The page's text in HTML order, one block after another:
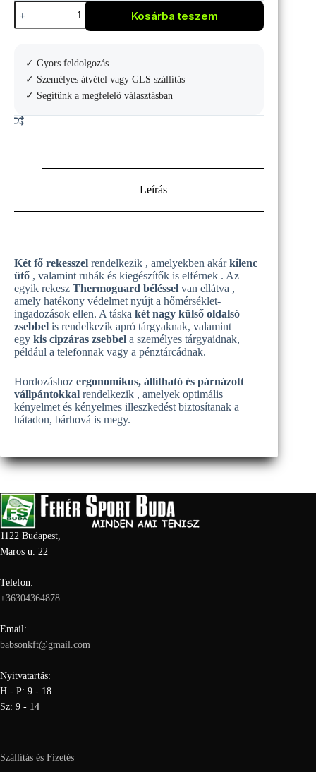
Wilson
Defyer
V1
mennyiség
Kosárba teszem
✓ Gyors feldolgozás
✓ Személyes átvétel vagy GLS szállítás
✓ Segítünk a megfelelő választásban
Leírás
Két fő rekesszel rendelkezik , amelyekben akárkilenc
ütő , valamint ruhák és kiegészítők is elférnek . Az
egyik rekesz Thermoguard béléssel van ellátva ,
amely hatékony védelmet nyújt a hőmérséklet-
ingadozások ellen. A táska két nagy külső oldalsó
zsebbel is rendelkezik apró tárgyaknak, valamint
egy kis cipzáras zsebbel a személyes tárgyaidnak,
például a telefonnak vagy a pénztárcádnak.
Hordozáshoz ergonomikus, állítható és párnázott
vállpántokkal rendelkezik , amelyek optimális
kényelmet és kényelmes illeszkedést biztosítanak a
hátadon, bárhová is megy.
1122 Budapest,
Maros u. 22
Telefon:
+36304364878
Email:
babsonkft@gmail.com
Nyitvatartás:
H - P: 9 - 18
Sz: 9 - 14
Szállítás és Fizetés